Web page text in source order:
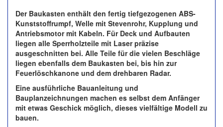
Der Baukasten enthält den fertig tiefgezogenen ABS-
Kunststoffrumpf, Welle mit Stevenrohr, Kupplung und
Antriebsmotor mit Kabeln. Für Deck und Aufbauten
liegen alle Sperrholzteile mit Laser präzise
ausgeschnitten bei. Alle Teile für die vielen Beschläge
liegen ebenfalls dem Baukasten bei, bis hin zur
Feuerlöschkanone und dem drehbaren Radar.
Eine ausführliche Bauanleitung und
Bauplanzeichnungen machen es selbst dem Anfänger
mit etwas Geschick möglich, dieses vielfältige Modell zu
bauen.